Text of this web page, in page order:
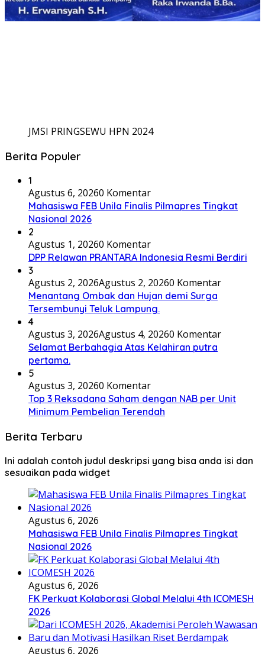
JMSI PRINGSEWU HPN 2024
Berita Populer
1
Agustus 6, 20260 Komentar
Mahasiswa FEB Unila Finalis Pilmapres Tingkat
Nasional 2026
2
Agustus 1, 20260 Komentar
DPP Relawan PRANTARA Indonesia Resmi Berdiri
3
Agustus 2, 2026Agustus 2, 20260 Komentar
Menantang Ombak dan Hujan demi Surga
Tersembunyi Teluk Lampung.
4
Agustus 3, 2026Agustus 4, 20260 Komentar
Selamat Berbahagia Atas Kelahiran putra
pertama.
5
Agustus 3, 20260 Komentar
Top 3 Reksadana Saham dengan NAB per Unit
Minimum Pembelian Terendah
Berita Terbaru
Ini adalah contoh judul deskripsi yang bisa anda isi dan
sesuaikan pada widget
Agustus 6, 2026
Mahasiswa FEB Unila Finalis Pilmapres Tingkat
Nasional 2026
Agustus 6, 2026
FK Perkuat Kolaborasi Global Melalui 4th ICOMESH
2026
Agustus 6, 2026